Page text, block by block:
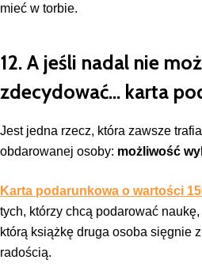
mieć w torbie.
12. A jeśli nadal nie
zdecydować… karta
Jest jedna rzecz, która zawsze
obdarowanej osoby: możliwość
Karta podarunkowa o wartości
tych, którzy chcą podarować
którą książkę druga osoba sięgnie
radością.